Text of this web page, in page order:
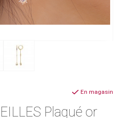
Plaqué or
En magasin